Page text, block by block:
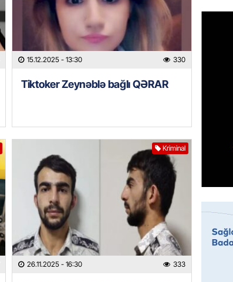
15.12.2025 - 13:30 330
Tiktoker Zeynəblə bağlı QƏRAR
Kriminal
26.11.2025 - 16:30 333
deyib?
GÜNDƏM
ilə